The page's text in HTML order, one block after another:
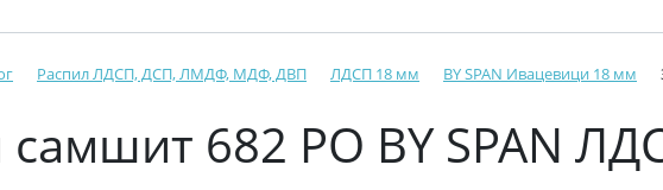
Распил ЛДСП, ДСП, ЛМДФ, МДФ, ДВП ЛДСП 18 мм BY SPAN Ивацевици 18 мм
682 PO BY SPAN